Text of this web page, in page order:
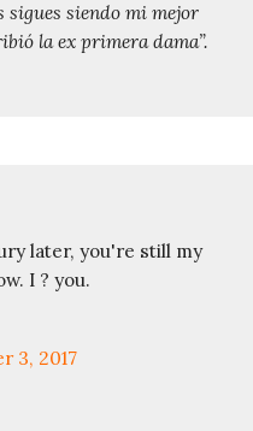
sigues siendo mi mejor
la ex primera dama”.
later, you're still my
I ? you.
3, 2017